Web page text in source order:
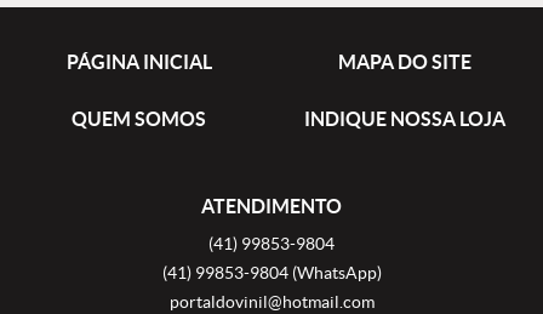
PÁGINA INICIAL MAPA DO SITE
QUEM SOMOS INDIQUE NOSSA LOJA
ATENDIMENTO
(41) 99853-9804
(41)99853-9804 (WhatsApp)
portaldovinil@hotmail.com